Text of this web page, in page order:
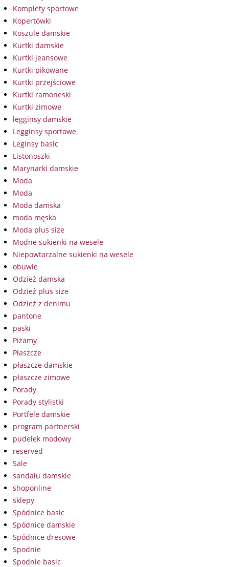
Komplety sportowe
Kopertówki
Koszule damskie
Kurtki damskie
Kurtki jeansowe
Kurtki pikowane
Kurtki przejściowe
Kurtki ramoneski
Kurtki zimowe
legginsy damskie
Legginsy sportowe
Leginsy basic
Listonoszki
Marynarki damskie
Moda
Moda
Moda damska
moda męska
Moda plus size
Modne sukienki na wesele
Niepowtarzalne sukienki na wesele
obuwie
Odzież damska
Odzież plus size
Odzież z denimu
pantone
paski
Piżamy
Płaszcze
płaszcze damskie
płaszcze zimowe
Porady
Porady stylistki
Portfele damskie
program partnerski
pudelek modowy
reserved
Sale
sandału damskie
shoponline
sklepy
Spódnice basic
Spódnice damskie
Spódnice dresowe
Spodnie
Spodnie basic